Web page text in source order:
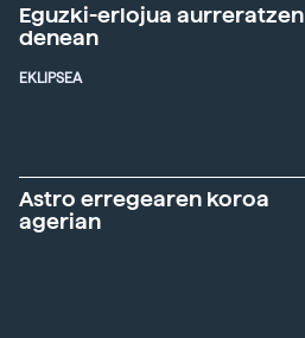
Eguzki-erlojua aurreratzen
denean
EKLIPSEA
Astro erregearen koroa
agerian